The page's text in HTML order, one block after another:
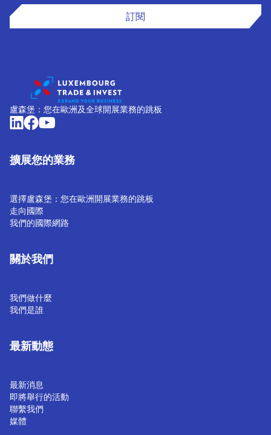
訂閱
盧森堡：您在歐洲及全球開展業務的跳板
擴展您的業務
選擇盧森堡：您在歐洲開展業務的跳板
走向國際
我們的國際網路
關於我們
我們做什麼
我們是誰
最新動態
最新消息
即將舉行的活動
聯繫我們
媒體